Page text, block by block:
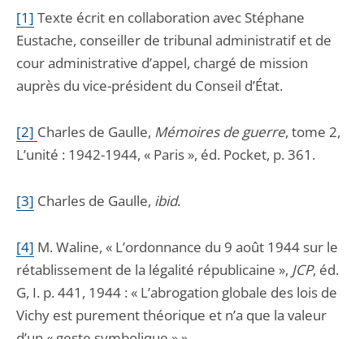
[1] Texte écrit en collaboration avec Stéphane
Eustache, conseiller de tribunal administratif et de
cour administrative d’appel, chargé de mission
auprès du vice-président du Conseil d’État.
[2] Charles de Gaulle, Mémoires de guerre, tome 2,
L’unité : 1942-1944, « Paris », éd. Pocket, p. 361.
[3] Charles de Gaulle, ibid.
[4] M. Waline, « L’ordonnance du 9 août 1944 sur le
rétablissement de la légalité républicaine », JCP, éd.
G, I. p. 441, 1944 : « L’abrogation globale des lois de
Vichy est purement théorique et n’a que la valeur